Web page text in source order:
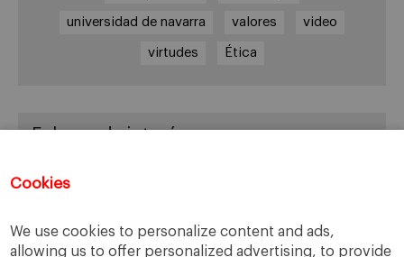
Cookies
We use cookies to personalize content and ads,
allowing us to offer personalized advertising, to provide
universidad de navarra valores video
virtudes Ética
Enlaces de interés
Center for Business in Society – IESE